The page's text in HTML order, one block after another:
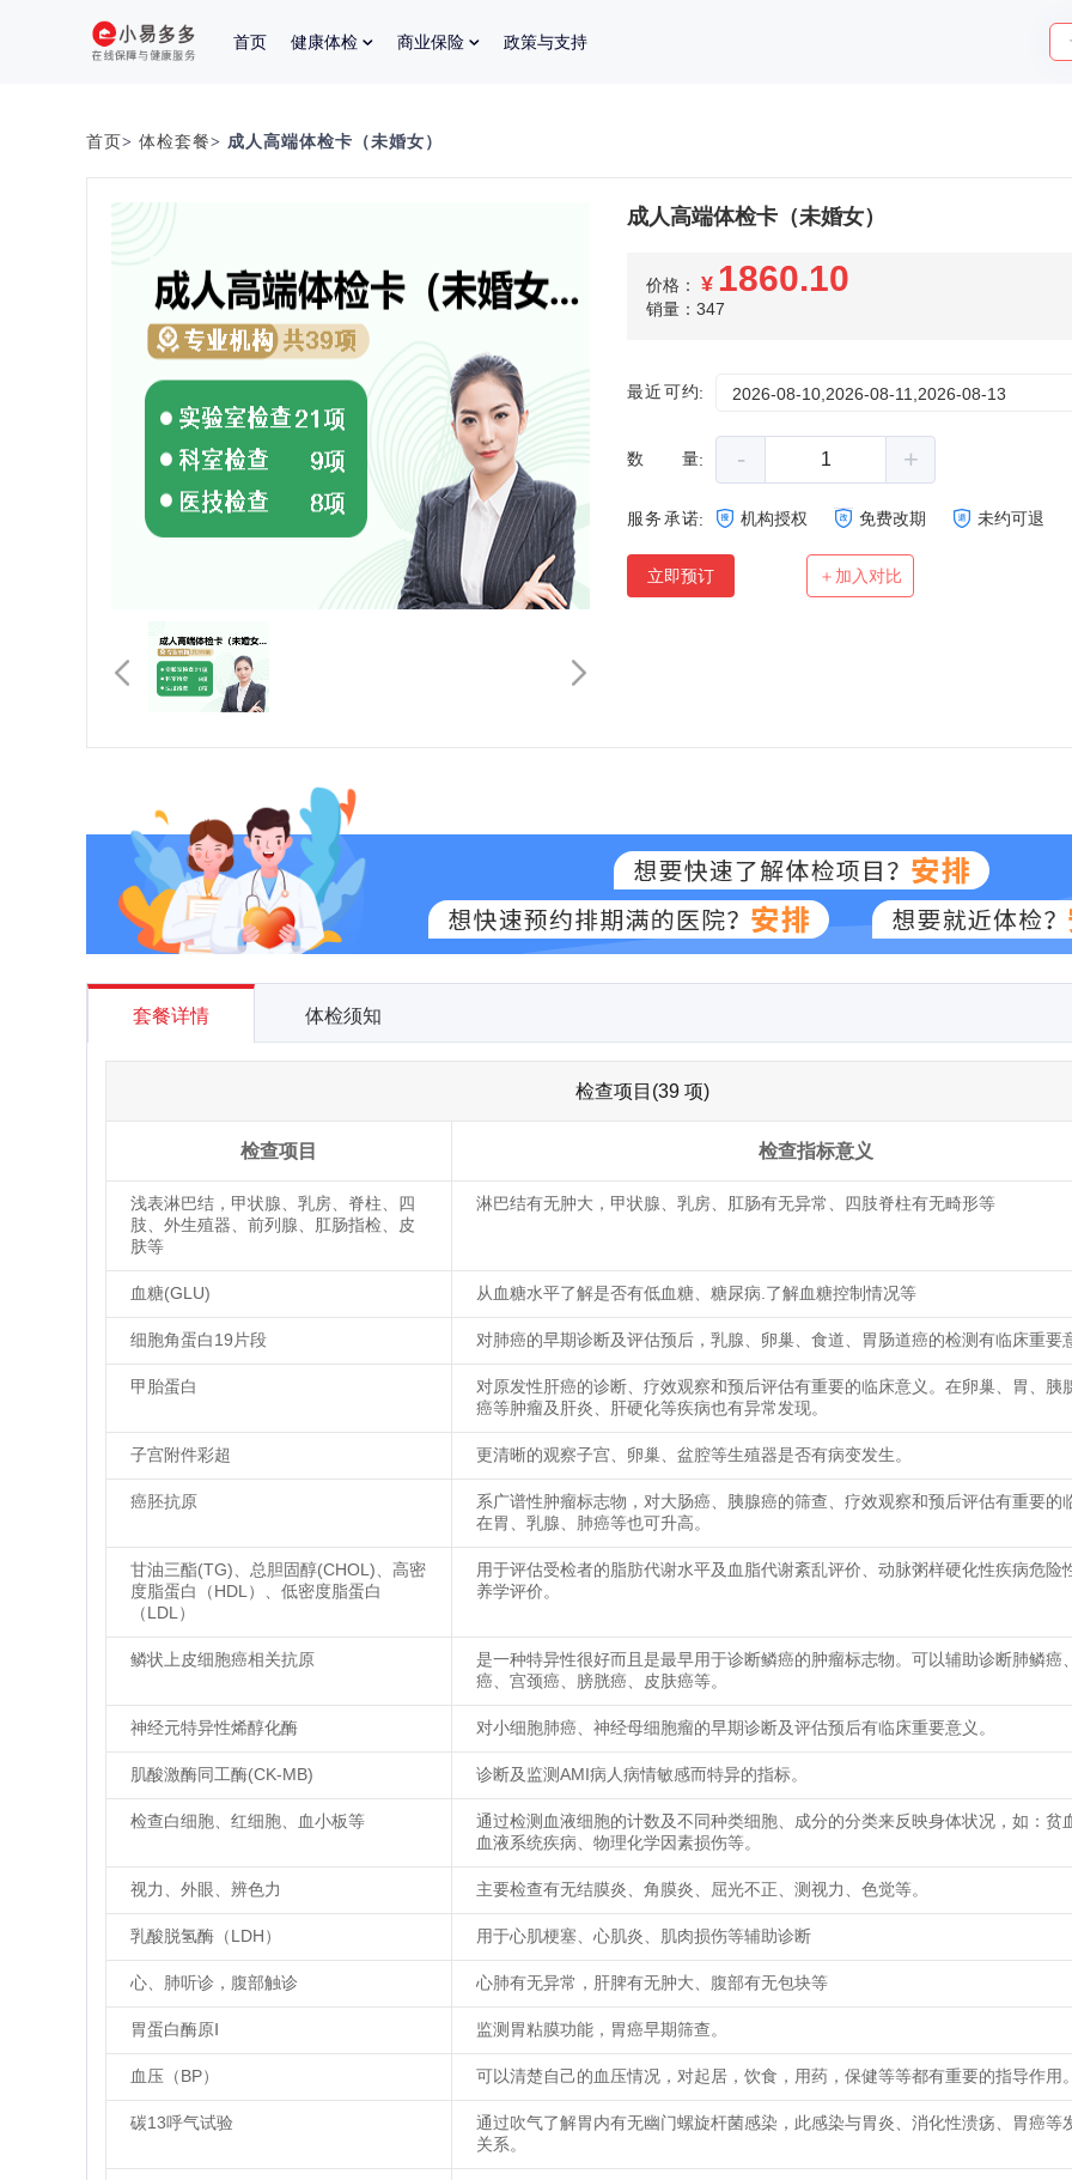
首页 健康体检 商业保险 政策与支持
首页> 体检套餐> 成人高端体检卡（未婚女）
成人高端体检卡（未婚女）
价格： ¥ 1860.10
销量：347
最近可约: 2026-08-10,2026-08-11,2026-08-13
数量: - +
服务承诺: 机构授权 免费改期 未约可退
立即预订 ＋加入对比
套餐详情 体检须知
检查项目(39 项)
检查项目 检查指标意义
浅表淋巴结，甲状腺、乳房、脊柱、四
肢、外生殖器、前列腺、肛肠指检、皮
肤等
淋巴结有无肿大，甲状腺、乳房、肛肠有无异常、四肢脊柱有无畸形等
血糖(GLU) 从血糖水平了解是否有低血糖、糖尿病.了解血糖控制情况等
细胞角蛋白19片段 对肺癌的早期诊断及评估预后，乳腺、卵巢、食道、胃肠道癌的检测有临床重要
甲胎蛋白
对原发性肝癌的诊断、疗效观察和预后评估有重要的临床意义。在卵巢、胃、胰
癌等肿瘤及肝炎、肝硬化等疾病也有异常发现。
子宫附件彩超 更清晰的观察子宫、卵巢、盆腔等生殖器是否有病变发生。
癌胚抗原
系广谱性肿瘤标志物，对大肠癌、胰腺癌的筛查、疗效观察和预后评估有重要的
在胃、乳腺、肺癌等也可升高。
甘油三酯(TG)、总胆固醇(CHOL)、高密
度脂蛋白（HDL）、低密度脂蛋白
（LDL）
用于评估受检者的脂肪代谢水平及血脂代谢紊乱评价、动脉粥样硬化性疾病危险
养学评价。
鳞状上皮细胞癌相关抗原
是一种特异性很好而且是最早用于诊断鳞癌的肿瘤标志物。可以辅助诊断肺鳞癌
癌、宫颈癌、膀胱癌、皮肤癌等。
神经元特异性烯醇化酶 对小细胞肺癌、神经母细胞瘤的早期诊断及评估预后有临床重要意义。
肌酸激酶同工酶(CK-MB) 诊断及监测AMI病人病情敏感而特异的指标。
检查白细胞、红细胞、血小板等
通过检测血液细胞的计数及不同种类细胞、成分的分类来反映身体状况，如：贫
血液系统疾病、物理化学因素损伤等。
视力、外眼、辨色力 主要检查有无结膜炎、角膜炎、屈光不正、测视力、色觉等。
乳酸脱氢酶（LDH） 用于心肌梗塞、心肌炎、肌肉损伤等辅助诊断
心、肺听诊，腹部触诊 心肺有无异常，肝脾有无肿大、腹部有无包块等
胃蛋白酶原Ⅰ 监测胃粘膜功能，胃癌早期筛查。
血压（BP） 可以清楚自己的血压情况，对起居，饮食，用药，保健等等都有重要的指导作用。
碳13呼气试验
通过吹气了解胃内有无幽门螺旋杆菌感染，此感染与胃炎、消化性溃疡、胃癌等
关系。